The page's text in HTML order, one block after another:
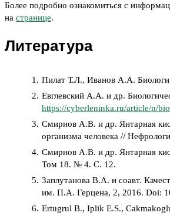
Более подробно ознакомиться с
на странице.
Литература
Пилат Т.Л., Иванов А.А.
Евглевский А.А. и др.
https://cyberleninka.ru/article/n/
Смирнов А.В. и др. Янтарная
организма человека //
Смирнов А.В. и др. Янтарная
Том 18. № 4. С. 12.
Заплутанова В.А. и соавт.
им. П.А. Герцена, 2, 2016. Doi:
Ertugrul B., Iplik E.S.,